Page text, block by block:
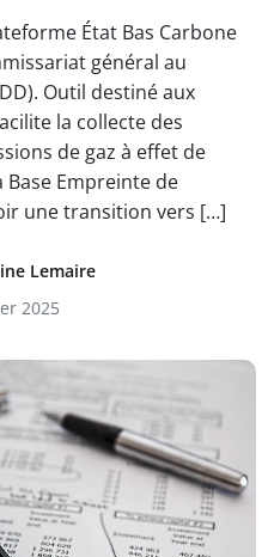
État Bas Carbone
général au
Outil destiné aux
la collecte des
de gaz à effet de
Base Empreinte de
une transition vers […]
Lemaire
2025